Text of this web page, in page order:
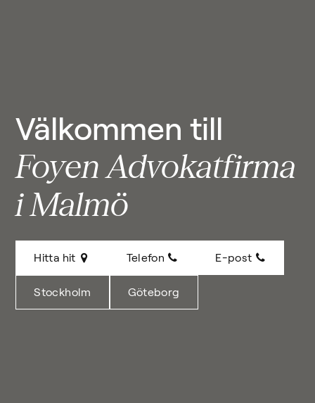
Välkommen till
Foyen Advokatfirma
i Malmö
Hitta hit Telefon E-post
Stockholm Göteborg